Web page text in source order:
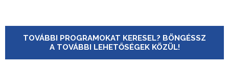
TOVÁBBI PROGRAMOKAT KERESEL? BÖNGÉSSZ
A TOVÁBBI LEHETŐSÉGEK KÖZÜL!